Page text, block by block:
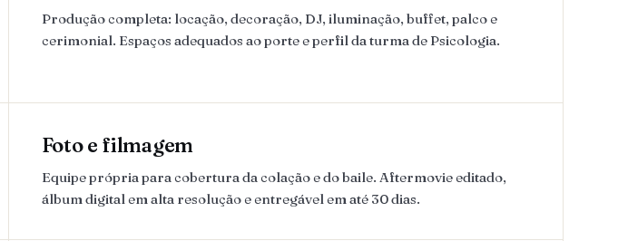
Produção completa: locação, decoração, DJ, iluminação, buffet, palco e
cerimonial. Espaços adequados ao porte e perfil da turma de Psicologia.
Foto e filmagem
Equipe própria para cobertura da colação e do baile. Aftermovie editado,
álbum digital em alta resolução e entregável em até 30 dias.